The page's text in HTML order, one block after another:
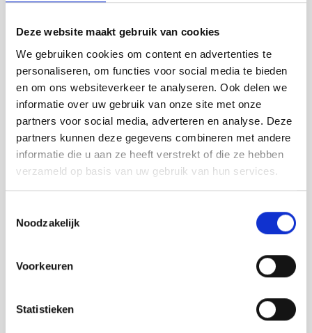
Deze website maakt gebruik van cookies
We gebruiken cookies om content en advertenties te
personaliseren, om functies voor social media te bieden
en om ons websiteverkeer te analyseren. Ook delen we
informatie over uw gebruik van onze site met onze
partners voor social media, adverteren en analyse. Deze
partners kunnen deze gegevens combineren met andere
informatie die u aan ze heeft verstrekt of die ze hebben
verzameld op basis van uw gebruik van hun services.
Noodzakelijk
Voorkeuren
Statistieken
aldus Kees.
Tegelijkertijd zien we ook voordelen. We hebben de
mogelijkheid om voortdurend met innovatie bezig te
zijn. Hierdoor kunnen we meedenken met klanten
die voorop willen lopen. We bieden hen de beste
maatoplossing. Denk aan het ATS systeem, welke bij
FPT Stage V motoren af fabriek als semi
geassembleerde ATS Pack en volledig
geassembleerde POWERPACK geleverd kunnen
worden.
Stage V is ingegaan op 1 januari 2019 voor motoren
met een vermogen tot 56 kW en vanaf 130 kW. Vanaf
1 januari 2020 geldt Stage V ook voor de productie
van motoren met een vermogen dat tussen de 56
noodinstallaties met maximaal 500 draaiuren.